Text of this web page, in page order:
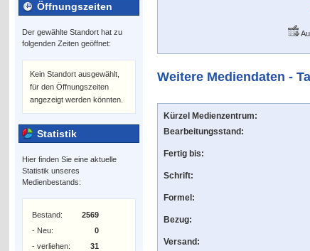
Öffnungszeiten
Der gewählte Standort hat zu
folgenden Zeiten geöffnet:
Kein Standort ausgewählt,
für den Öffnungszeiten
angezeigt werden könnten.
Statistik
Hier finden Sie eine aktuelle
Statistik unseres
Medienbestands:
Bestand:
2569
- Neu:
0
- verliehen:
31
Weitere Mediendaten -
Kürzel Medienzentrum:
Bearbeitungsstand:
Fertig bis:
Schrift:
Formel:
Bezug:
Versand: